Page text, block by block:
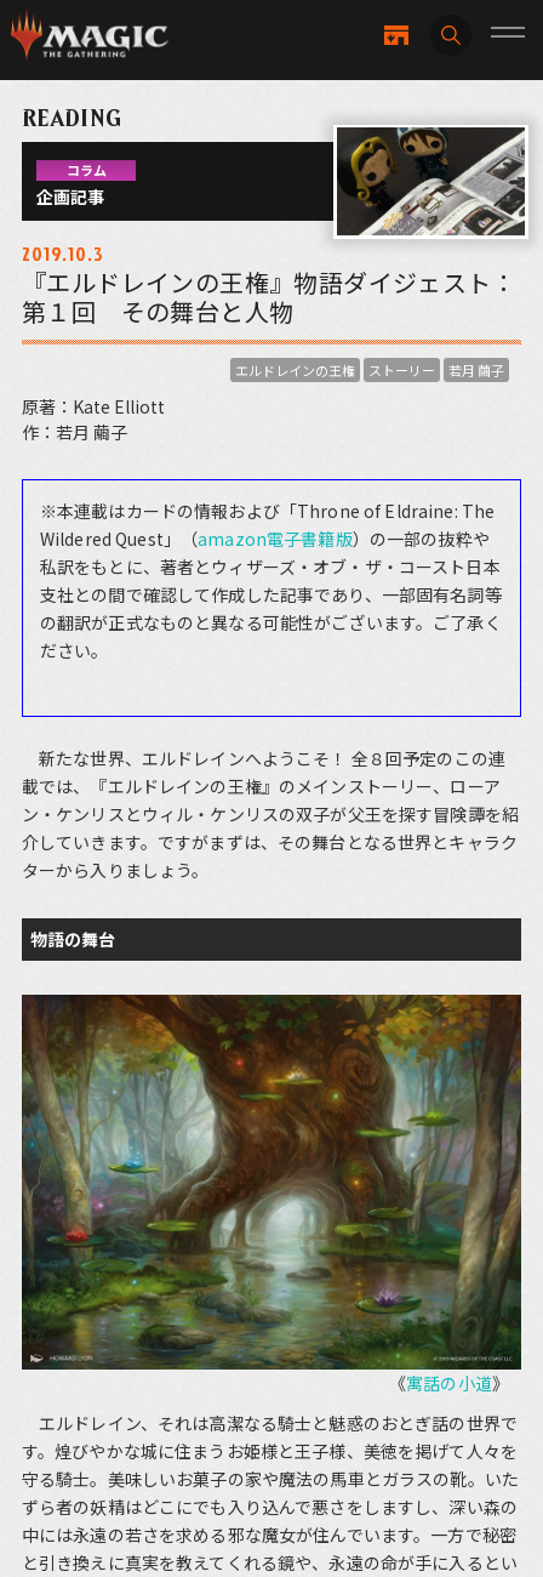
READING
コラム
企画記事
2019.10.3
『エルドレインの王権』物語ダイジェスト：
第１回 その舞台と人物
エルドレインの王権 ストーリー 若月 繭子
原著：Kate Elliott
作：若月 繭子
※本連載はカードの情報および「Throne of Eldraine: The
Wildered Quest」（amazon電子書籍版）の一部の抜粋や
私訳をもとに、著者とウィザーズ・オブ・ザ・コースト日本
支社との間で確認して作成した記事であり、一部固有名詞等
の翻訳が正式なものと異なる可能性がございます。ご了承く
ださい。
新たな世界、エルドレインへようこそ！ 全８回予定のこの連
載では、『エルドレインの王権』のメインストーリー、ローア
ン・ケンリスとウィル・ケンリスの双子が父王を探す冒険譚を紹
介していきます。ですがまずは、その舞台となる世界とキャラク
ターから入りましょう。
物語の舞台
《寓話の小道》
エルドレイン、それは高潔なる騎士と魅惑のおとぎ話の世界で
す。煌びやかな城に住まうお姫様と王子様、美徳を掲げて人々を
守る騎士。美味しいお菓子の家や魔法の馬車とガラスの靴。いた
ずら者の妖精はどこにでも入り込んで悪さをしますし、深い森の
中には永遠の若さを求める邪な魔女が住んでいます。一方で秘密
と引き換えに真実を教えてくれる鏡や、永遠の命が手に入るとい